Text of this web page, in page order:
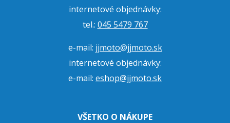
internetové objednávky:
tel.: 045 5479 767
e-mail: jjmoto@jjmoto.sk
internetové objednávky:
e-mail: eshop@jjmoto.sk
VŠETKO O NÁKUPE